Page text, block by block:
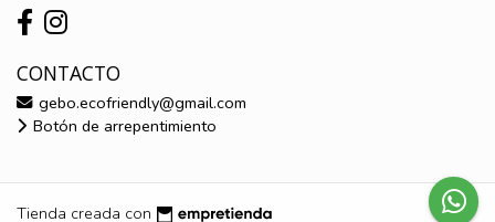
CONTACTO
gebo.ecofriendly@gmail.com
Botón de arrepentimiento
Tienda creada con